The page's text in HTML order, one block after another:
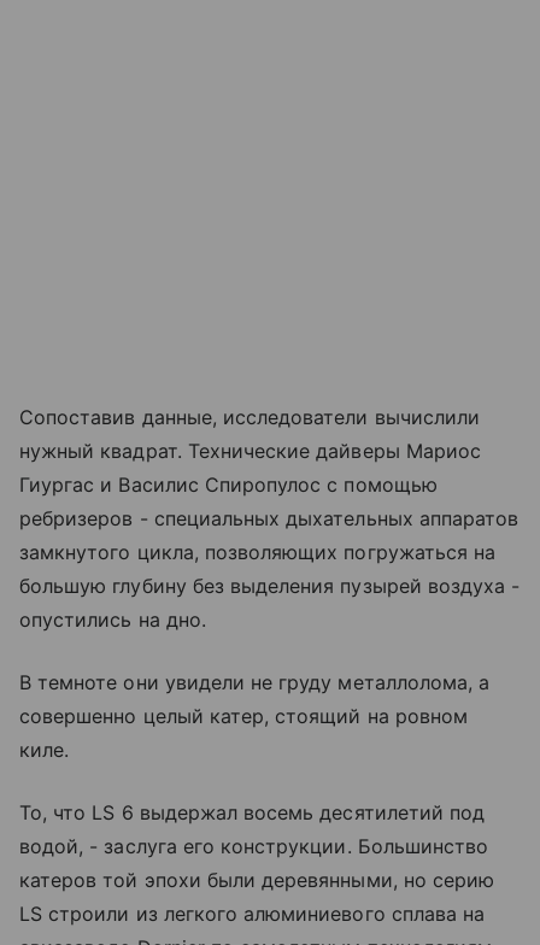
Сопоставив данные, исследователи вычислили
нужный квадрат. Технические дайверы Мариос
Гиургас и Василис Спиропулос с помощью
ребризеров - специальных дыхательных аппаратов
замкнутого цикла, позволяющих погружаться на
большую глубину без выделения пузырей воздуха -
опустились на дно.
В темноте они увидели не груду металлолома, а
совершенно целый катер, стоящий на ровном
киле.
То, что LS 6 выдержал восемь десятилетий под
водой, - заслуга его конструкции. Большинство
катеров той эпохи были деревянными, но серию
LS строили из легкого алюминиевого сплава на